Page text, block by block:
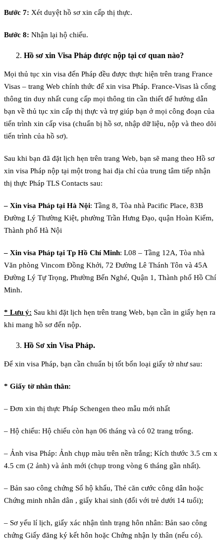
Bước 7: Xét duyệt hồ sơ xin cấp thị thực.
Bước 8: Nhận lại hộ chiếu.
Hồ sơ xin Visa Pháp được nộp tại cơ quan nào?
Mọi thủ tục xin visa đến Pháp đều được thực hiện trên trang France
Visas – trang Web chính thức để xin visa Pháp. France-Visas là cổng
thông tin duy nhất cung cấp mọi thông tin cần thiết để hướng dẫn
bạn về thủ tục xin cấp thị thực và trợ giúp bạn ở mọi công đoạn của
tiến trình xin cấp visa (chuẩn bị hồ sơ, nhập dữ liệu, nộp và theo dõi
tiến trình của hồ sơ).
Sau khi bạn đã đặt lịch hẹn trên trang Web, bạn sẽ mang theo Hồ sơ
xin visa Pháp nộp tại một trong hai địa chỉ của trung tâm tiếp nhận
thị thực Pháp TLS Contacts sau:
– Xin visa Pháp tại Hà Nội: Tầng 8, Tòa nhà Pacific Place, 83B
Đường Lý Thường Kiệt, phường Trần Hưng Đạo, quận Hoàn Kiếm,
Thành phố Hà Nội
– Xin visa Pháp tại Tp Hồ Chí Minh: L08 – Tầng 12A, Tòa nhà
Văn phòng Vincom Đồng Khởi, 72 Đường Lê Thánh Tôn và 45A
Đường Lý Tự Trọng, Phường Bến Nghé, Quận 1, Thành phố Hồ Chí
Minh.
* Lưu ý: Sau khi đặt lịch hẹn trên trang Web, bạn cần in giấy hẹn ra
khi mang hồ sơ đến nộp.
Hồ Sơ xin Visa Pháp.
Để xin visa Pháp, bạn cần chuẩn bị tốt bốn loại giấy tờ như sau:
* Giấy tờ nhân thân:
– Đơn xin thị thực Pháp Schengen theo mẫu mới nhất
– Hộ chiếu: Hộ chiếu còn hạn 06 tháng và có 02 trang trống.
– Ảnh visa Pháp: Ảnh chụp màu trên nền trắng; Kích thước 3.5 cm x
4.5 cm (2 ảnh) và ảnh mới (chụp trong vòng 6 tháng gần nhất).
– Bản sao công chứng Sổ hộ khẩu, Thẻ căn cước công dân hoặc
Chứng minh nhân dân , giấy khai sinh (đối với trẻ dưới 14 tuổi);
– Sơ yếu lí lịch, giấy xác nhận tình trạng hôn nhân: Bản sao công
chứng Giấy đăng ký kết hôn hoặc Chứng nhận ly thân (nếu có).